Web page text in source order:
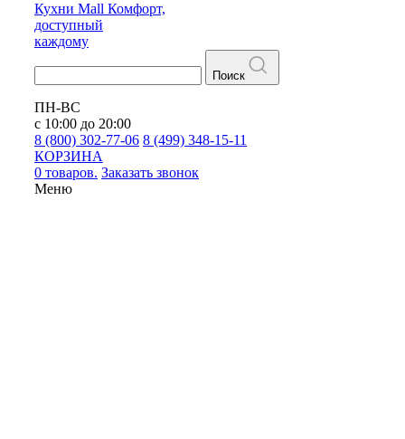
Кухни Mall Комфорт,
доступный
каждому
Поиск
ПН-ВС
с 10:00 до 20:00
8 (800) 302-77-06 8 (499) 348-15-11
КОРЗИНА
0 товаров. Заказать звонок
Меню